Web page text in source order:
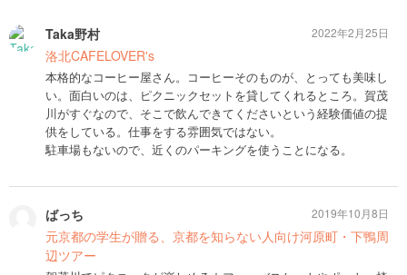
Taka野村
洛北CAFELOVER's
本格的なコーヒー屋さん。コーヒーそのものが、とっても美味し
い。面白いのは、ピクニックセットを貸してくれるところ。賀茂
川がすぐなので、そこで飲んできてくださいという経験価値の提
供をしている。仕事をする雰囲気ではない。
駐車場もないので、近くのパーキングを使うことになる。
2022年2月25日
ばっち
元京都の学生が贈る、京都を知らない人向け河原町・下鴨周
辺ツアー
2019年10月8日